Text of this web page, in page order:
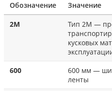
Обозначение Значение
2М
Тип 2М —
кусковых
600
600 мм —
ленты